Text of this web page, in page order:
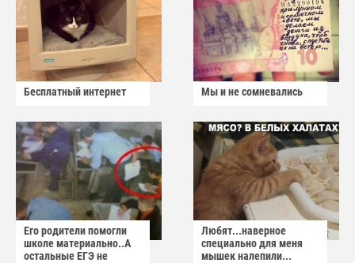
Бесплатный интернет Мы и не сомневались
Его родители помогли
школе материально..А
остальные ЕГЭ не
Любят...наверное
специально для меня
мышек налепили...